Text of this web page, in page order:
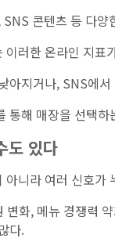
콘텐츠 등 다
러한 온라인 지표
아지거나, SNS에
통해 매장을 선택
도 있다
니라 여러 신호가
변화, 메뉴 경쟁력
다.